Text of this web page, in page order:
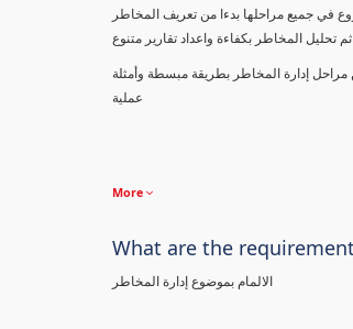
في جميع مراحلها بدءا من تعريف المخاطر
إدارة المخاطر بطريقة مبسطة وأمثلة
عملية
More
What are the
الالمام بموضوع إدارة المخاطر